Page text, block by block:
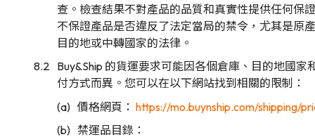
查。檢查結果不對產品的品質和真實性提供任何保
不保證產品是否違反了法定當局的禁令，尤其是原
目的地或中轉國家的法律。
Buy&Ship 的貨運要求可能因各個倉庫、目的地國家
付方式而異。您可以在以下網站找到相關的限制：
價格網頁： https://mo.buynship.com/shipping/
禁運品目錄：